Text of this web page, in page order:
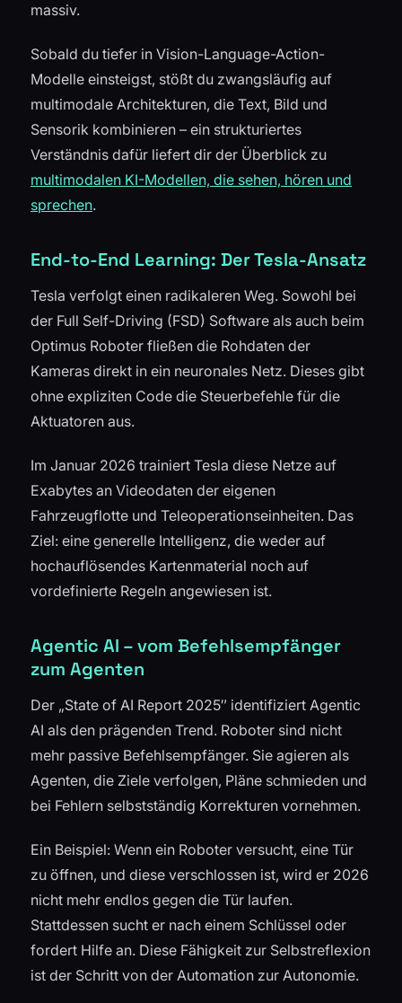
massiv.
Sobald du tiefer in Vision-Language-Action-
Modelle einsteigst, stößt du zwangsläufig auf
multimodale Architekturen, die Text, Bild und
Sensorik kombinieren – ein strukturiertes
Verständnis dafür liefert dir der Überblick zu
multimodalen KI-Modellen, die sehen, hören und
sprechen.
End-to-End Learning: Der Tesla-Ansatz
Tesla verfolgt einen radikaleren Weg. Sowohl bei
der Full Self-Driving (FSD) Software als auch beim
Optimus Roboter fließen die Rohdaten der
Kameras direkt in ein neuronales Netz. Dieses gibt
ohne expliziten Code die Steuerbefehle für die
Aktuatoren aus.
Im Januar 2026 trainiert Tesla diese Netze auf
Exabytes an Videodaten der eigenen
Fahrzeugflotte und Teleoperationseinheiten. Das
Ziel: eine generelle Intelligenz, die weder auf
hochauflösendes Kartenmaterial noch auf
vordefinierte Regeln angewiesen ist.
Agentic AI – vom Befehlsempfänger
zum Agenten
Der „State of AI Report 2025″ identifiziert Agentic
AI als den prägenden Trend. Roboter sind nicht
mehr passive Befehlsempfänger. Sie agieren als
Agenten, die Ziele verfolgen, Pläne schmieden und
bei Fehlern selbstständig Korrekturen vornehmen.
Ein Beispiel: Wenn ein Roboter versucht, eine Tür
zu öffnen, und diese verschlossen ist, wird er 2026
nicht mehr endlos gegen die Tür laufen.
Stattdessen sucht er nach einem Schlüssel oder
fordert Hilfe an. Diese Fähigkeit zur Selbstreflexion
ist der Schritt von der Automation zur Autonomie.